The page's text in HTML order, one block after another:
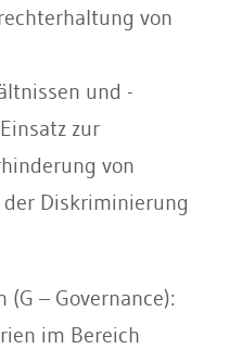
von
und -
zur
von
Diskriminierung
(G – Governance):
im Bereich